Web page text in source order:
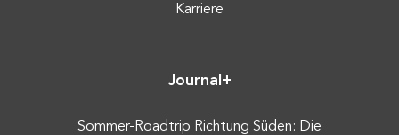
Karriere
Journal+
Sommer-Roadtrip Richtung Süden: Die